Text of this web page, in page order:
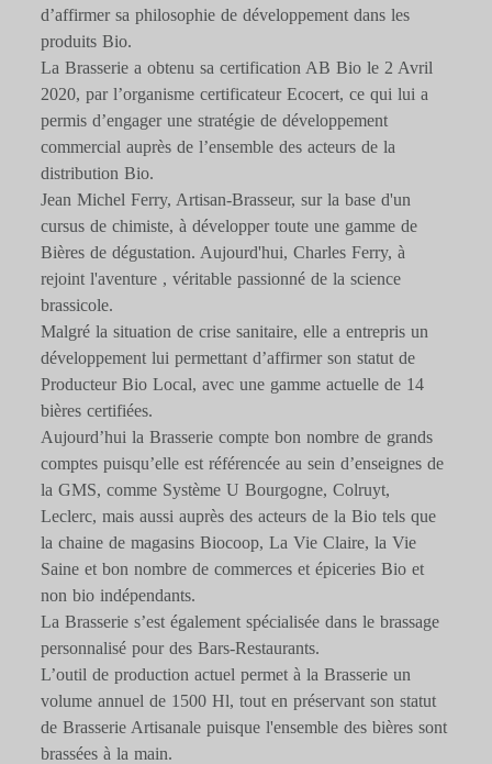
d’affirmer sa philosophie de développement dans les
produits Bio.
La Brasserie a obtenu sa certification AB Bio le 2 Avril
2020, par l’organisme certificateur Ecocert, ce qui lui a
permis d’engager une stratégie de développement
commercial auprès de l’ensemble des acteurs de la
distribution Bio.
Jean Michel Ferry, Artisan-Brasseur, sur la base d'un
cursus de chimiste, à développer toute une gamme de
Bières de dégustation. Aujourd'hui, Charles Ferry, à
rejoint l'aventure , véritable passionné de la science
brassicole.
Malgré la situation de crise sanitaire, elle a entrepris un
développement lui permettant d’affirmer son statut de
Producteur Bio Local, avec une gamme actuelle de 14
bières certifiées.
Aujourd’hui la Brasserie compte bon nombre de grands
comptes puisqu’elle est référencée au sein d’enseignes de
la GMS, comme Système U Bourgogne, Colruyt,
Leclerc, mais aussi auprès des acteurs de la Bio tels que
la chaine de magasins Biocoop, La Vie Claire, la Vie
Saine et bon nombre de commerces et épiceries Bio et
non bio indépendants.
La Brasserie s’est également spécialisée dans le brassage
personnalisé pour des Bars-Restaurants.
L’outil de production actuel permet à la Brasserie un
volume annuel de 1500 Hl, tout en préservant son statut
de Brasserie Artisanale puisque l'ensemble des bières sont
brassées à la main.